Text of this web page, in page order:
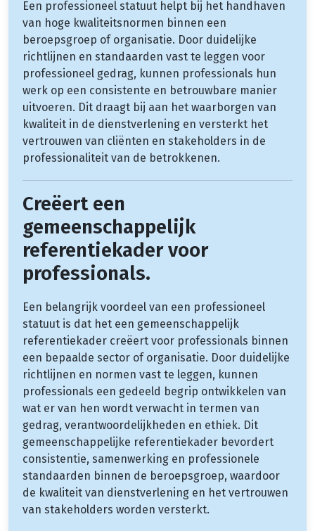
Een professioneel statuut helpt bij het handhaven
van hoge kwaliteitsnormen binnen een
beroepsgroep of organisatie. Door duidelijke
richtlijnen en standaarden vast te leggen voor
professioneel gedrag, kunnen professionals hun
werk op een consistente en betrouwbare manier
uitvoeren. Dit draagt bij aan het waarborgen van
kwaliteit in de dienstverlening en versterkt het
vertrouwen van cliënten en stakeholders in de
professionaliteit van de betrokkenen.
Creëert een
gemeenschappelijk
referentiekader voor
professionals.
Een belangrijk voordeel van een professioneel
statuut is dat het een gemeenschappelijk
referentiekader creëert voor professionals binnen
een bepaalde sector of organisatie. Door duidelijke
richtlijnen en normen vast te leggen, kunnen
professionals een gedeeld begrip ontwikkelen van
wat er van hen wordt verwacht in termen van
gedrag, verantwoordelijkheden en ethiek. Dit
gemeenschappelijke referentiekader bevordert
consistentie, samenwerking en professionele
standaarden binnen de beroepsgroep, waardoor
de kwaliteit van dienstverlening en het vertrouwen
van stakeholders worden versterkt.